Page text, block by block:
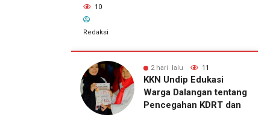
10
Redaksi
2 hari lalu 10
KKN Undip Bekali
Pengelola BUMDes
Dalangan dengan Pola
2 hari lalu
Pemilik
Royal
Phone